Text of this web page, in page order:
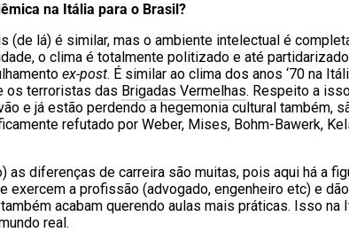
na Itália para o Brasil?
(de lá) é similar, mas o ambiente intelectual é
o clima é totalmente politizado e até
ex-post. É similar ao clima dos anos ‘70 na
os terroristas das Brigadas Vermelhas. Respeito a
e já estão perdendo a hegemonia cultural também,
refutado por Weber, Mises, Bohm-Bawerk,
as diferenças de carreira são muitas, pois aqui há a
exercem a profissão (advogado, engenheiro etc) e
acabam querendo aulas mais práticas. Isso na
real.